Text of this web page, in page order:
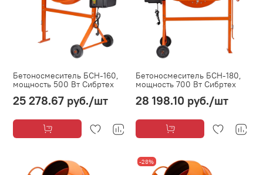
Бетоносмеситель БСН-160,
мощность 500 Вт Сибртех
25 278.67 руб./шт
Бетоносмеситель БСН-180,
мощность 700 Вт Сибртех
28 198.10 руб./шт
-28%